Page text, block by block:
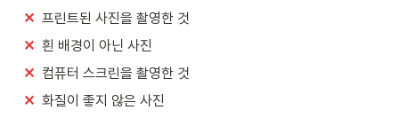
✕ 프린트된 사진을 촬영한 것
✕ 흰 배경이 아닌 사진
✕ 컴퓨터 스크린을 촬영한 것
✕ 화질이 좋지 않은 사진